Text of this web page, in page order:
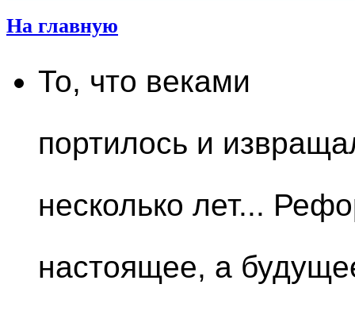
На главную
То, что веками
портилось и
несколько лет...
настоящее, а